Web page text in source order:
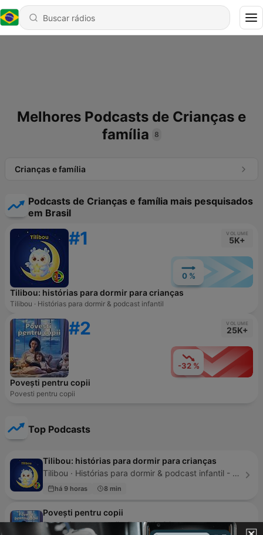
Melhores Podcasts de Crianças e
família
8
Crianças e família
Podcasts de Crianças e família mais pesquisados
em Brasil
#1 VOLUME
5K+
0 %
Tilibou: histórias para dormir para crianças
Tilibou · Histórias para dormir & podcast infantil
#2 VOLUME
25K+
-32 %
Povești pentru copii
Povesti pentru copii
Top Podcasts
Tilibou: histórias para dormir para crianças
Tilibou · Histórias para dormir & podcast infantil - Episódio 45
há 9 horas 8 min
Povești pentru copii
Povesti pentru copii - Episódio 33